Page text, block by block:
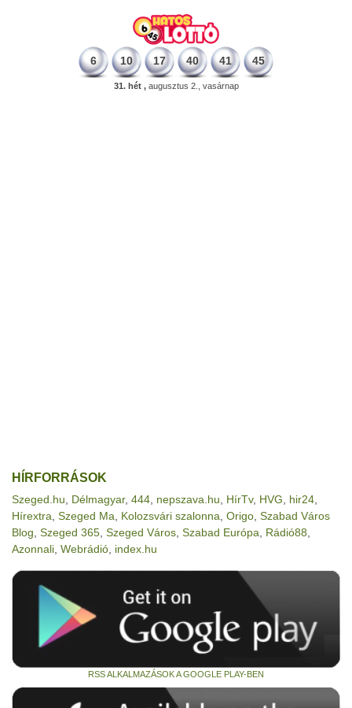
6 10 17 40 41 45
31. hét ,augusztus 2., vasárnap
HÍRFORRÁSOK
Szeged.hu Délmagyar, 444 nepszava.hu HírTv, HVG hir24
Hírextra Szeged Ma Kolozsvári szalonna Origo Szabad Város
Blog Szeged 365 Szeged Város Szabad Európa Rádió88
Azonnali Webrádió index.hu
RSS ALKALMAZÁSOK A GOOGLE PLAY-BEN